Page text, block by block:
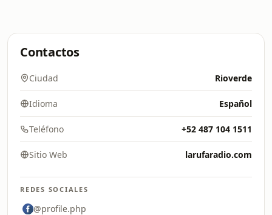
Contactos
Ciudad Rioverde
Idioma Español
Teléfono +52 487 104 1511
Sitio Web larufaradio.com
REDES SOCIALES
@profile.php